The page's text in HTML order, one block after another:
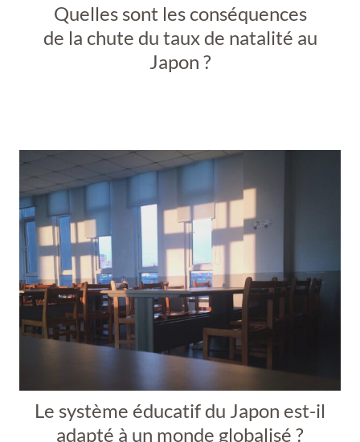
Quelles sont les conséquences
de la chute du taux de natalité au
Japon ?
Le système éducatif du Japon est-il
adapté à un monde globalisé ?